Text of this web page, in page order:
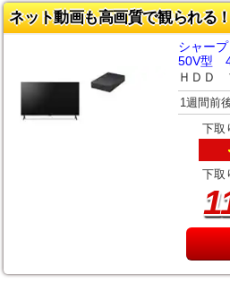
ネット動画も高画質で観られる
シャー
50V型
ＨＤＤ
1週間前
下取
下